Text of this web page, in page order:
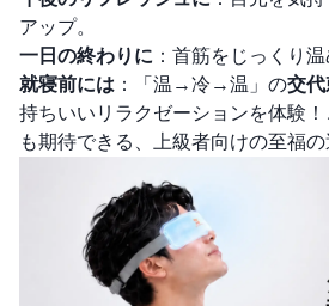
アップ。
一日の終わりに ：首筋をじっくり
就寝前には ：「温→冷→温」の交
持ちいいリラクゼーションを体験
も期待できる、上級者向けの至福の